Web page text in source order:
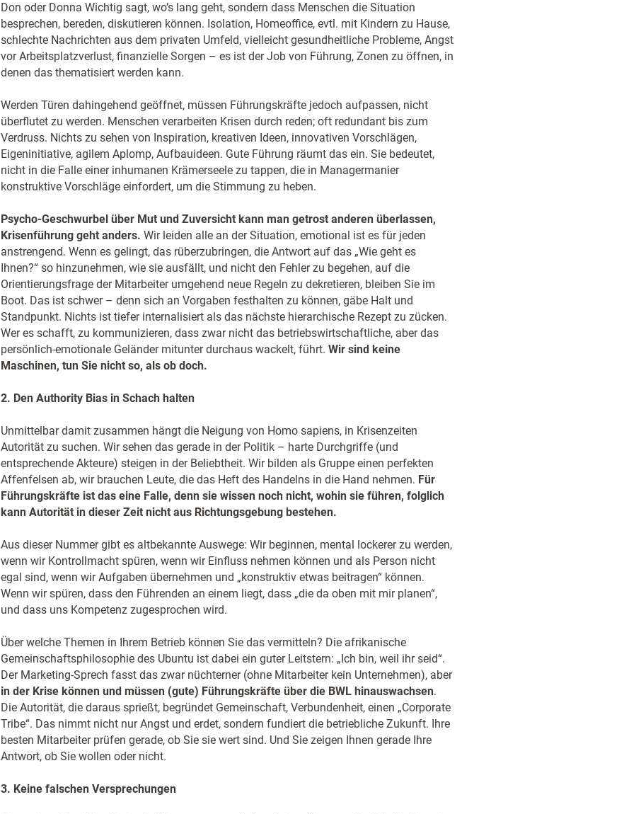
Don oder Donna Wichtig sagt, wo’s lang geht, sondern dass Menschen die Situation
besprechen, bereden, diskutieren können. Isolation, Homeoffice, evtl. mit Kindern zu Hause,
schlechte Nachrichten aus dem privaten Umfeld, vielleicht gesundheitliche Probleme, Angst
vor Arbeitsplatzverlust, finanzielle Sorgen – es ist der Job von Führung, Zonen zu öffnen, in
denen das thematisiert werden kann.
Werden Türen dahingehend geöffnet, müssen Führungskräfte jedoch aufpassen, nicht
überflutet zu werden. Menschen verarbeiten Krisen durch reden; oft redundant bis zum
Verdruss. Nichts zu sehen von Inspiration, kreativen Ideen, innovativen Vorschlägen,
Eigeninitiative, agilem Aplomp, Aufbauideen. Gute Führung räumt das ein. Sie bedeutet,
nicht in die Falle einer inhumanen Krämerseele zu tappen, die in Managermanier
konstruktive Vorschläge einfordert, um die Stimmung zu heben.
Psycho-Geschwurbel über Mut und Zuversicht kann man getrost anderen überlassen,
Krisenführung geht anders. Wir leiden alle an der Situation, emotional ist es für jeden
anstrengend. Wenn es gelingt, das rüberzubringen, die Antwort auf das „Wie geht es
Ihnen?“ so hinzunehmen, wie sie ausfällt, und nicht den Fehler zu begehen, auf die
Orientierungsfrage der Mitarbeiter umgehend neue Regeln zu dekretieren, bleiben Sie im
Boot. Das ist schwer – denn sich an Vorgaben festhalten zu können, gäbe Halt und
Standpunkt. Nichts ist tiefer internalisiert als das nächste hierarchische Rezept zu zücken.
Wer es schafft, zu kommunizieren, dass zwar nicht das betriebswirtschaftliche, aber das
persönlich-emotionale Geländer mitunter durchaus wackelt, führt. Wir sind keine
Maschinen, tun Sie nicht so, als ob doch.
2. Den Authority Bias in Schach halten
Unmittelbar damit zusammen hängt die Neigung von Homo sapiens, in Krisenzeiten
Autorität zu suchen. Wir sehen das gerade in der Politik – harte Durchgriffe (und
entsprechende Akteure) steigen in der Beliebtheit. Wir bilden als Gruppe einen perfekten
Affenfelsen ab, wir brauchen Leute, die das Heft des Handelns in die Hand nehmen. Für
Führungskräfte ist das eine Falle, denn sie wissen noch nicht, wohin sie führen, folglich
kann Autorität in dieser Zeit nicht aus Richtungsgebung bestehen.
Aus dieser Nummer gibt es altbekannte Auswege: Wir beginnen, mental lockerer zu werden,
wenn wir Kontrollmacht spüren, wenn wir Einfluss nehmen können und als Person nicht
egal sind, wenn wir Aufgaben übernehmen und „konstruktiv etwas beitragen“ können.
Wenn wir spüren, dass den Führenden an einem liegt, dass „die da oben mit mir planen“,
und dass uns Kompetenz zugesprochen wird.
Über welche Themen in Ihrem Betrieb können Sie das vermitteln? Die afrikanische
Gemeinschaftsphilosophie des Ubuntu ist dabei ein guter Leitstern: „Ich bin, weil ihr seid“.
Der Marketing-Sprech fasst das zwar nüchterner (ohne Mitarbeiter kein Unternehmen), aber
in der Krise können und müssen (gute) Führungskräfte über die BWL hinauswachsen.
Die Autorität, die daraus sprießt, begründet Gemeinschaft, Verbundenheit, einen „Corporate
Tribe“. Das nimmt nicht nur Angst und erdet, sondern fundiert die betriebliche Zukunft. Ihre
besten Mitarbeiter prüfen gerade, ob Sie sie wert sind. Und Sie zeigen Ihnen gerade Ihre
Antwort, ob Sie wollen oder nicht.
3. Keine falschen Versprechungen